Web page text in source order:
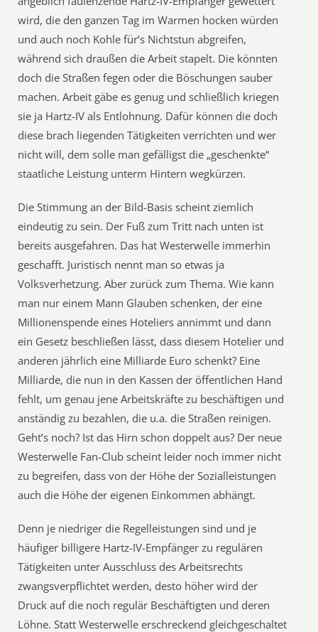
wird, die den ganzen Tag im Warmen hocken würden
und auch noch Kohle für’s Nichtstun abgreifen,
während sich draußen die Arbeit stapelt. Die könnten
doch die Straßen fegen oder die Böschungen sauber
machen. Arbeit gäbe es genug und schließlich kriegen
sie ja Hartz-IV als Entlohnung. Dafür können die doch
diese brach liegenden Tätigkeiten verrichten und wer
nicht will, dem solle man gefälligst die „geschenkte“
staatliche Leistung unterm Hintern wegkürzen.
Die Stimmung an der Bild-Basis scheint ziemlich
eindeutig zu sein. Der Fuß zum Tritt nach unten ist
bereits ausgefahren. Das hat Westerwelle immerhin
geschafft. Juristisch nennt man so etwas ja
Volksverhetzung. Aber zurück zum Thema. Wie kann
man nur einem Mann Glauben schenken, der eine
Millionenspende eines Hoteliers annimmt und dann
ein Gesetz beschließen lässt, dass diesem Hotelier und
anderen jährlich eine Milliarde Euro schenkt? Eine
Milliarde, die nun in den Kassen der öffentlichen Hand
fehlt, um genau jene Arbeitskräfte zu beschäftigen und
anständig zu bezahlen, die u.a. die Straßen reinigen.
Geht’s noch? Ist das Hirn schon doppelt aus? Der neue
Westerwelle Fan-Club scheint leider noch immer nicht
zu begreifen, dass von der Höhe der Sozialleistungen
auch die Höhe der eigenen Einkommen abhängt.
Denn je niedriger die Regelleistungen sind und je
häufiger billigere Hartz-IV-Empfänger zu regulären
Tätigkeiten unter Ausschluss des Arbeitsrechts
zwangsverpflichtet werden, desto höher wird der
Druck auf die noch regulär Beschäftigten und deren
Löhne. Statt Westerwelle erschreckend gleichgeschaltet